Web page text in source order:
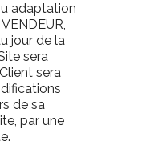
adaptation
jour de la
sera
sera
de sa
par une